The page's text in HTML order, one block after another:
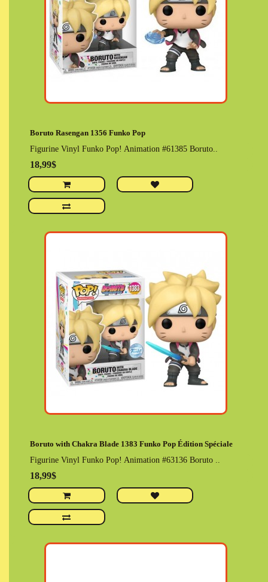
Boruto Rasengan 1356 Funko Pop
Figurine Vinyl Funko Pop! Animation #61385 Boruto..
18,99$
Boruto with Chakra Blade 1383 Funko Pop Édition Spéciale
Figurine Vinyl Funko Pop! Animation #63136 Boruto ..
18,99$